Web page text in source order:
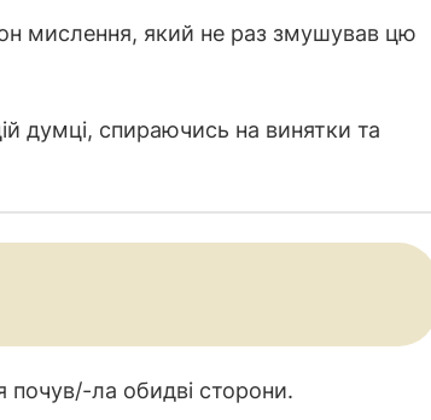
мислення, який не раз змушував цю
думці, спираючись на винятки та
ла обидві сторони.